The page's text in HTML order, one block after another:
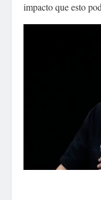
impacto que esto